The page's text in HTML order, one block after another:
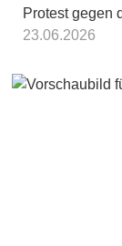
23.06.2026